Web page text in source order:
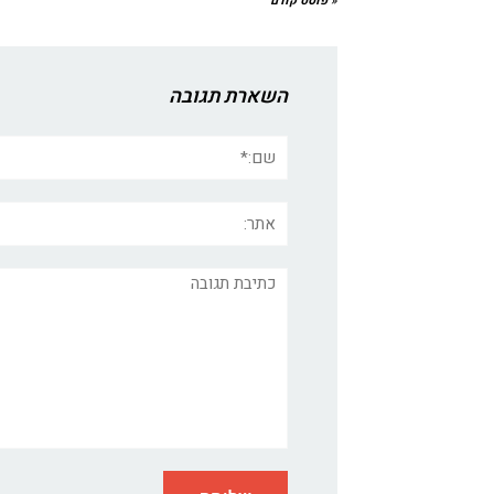
השארת תגובה
תגובה